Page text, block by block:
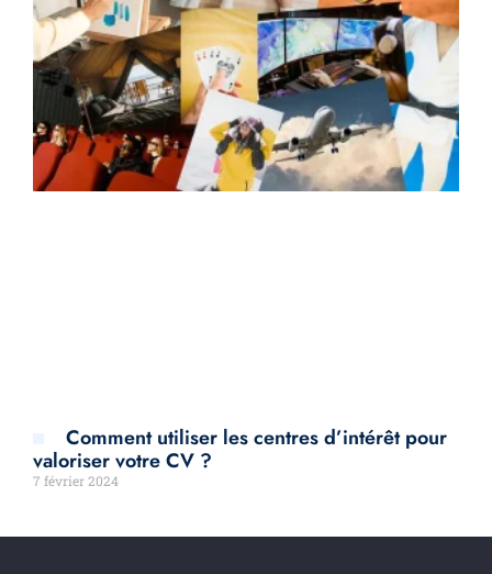
Comment utiliser les centres d’intérêt pour
valoriser votre CV ?
7 février 2024